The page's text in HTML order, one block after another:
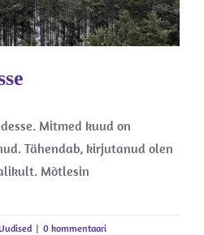
Mitmed kuud on
Tähendab, kirjutanud olen
Mõtlesin
| 0 kommentaari